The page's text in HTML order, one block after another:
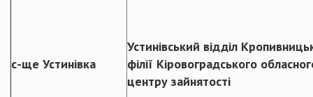
с-ще Устинівка
Устинівський відділ
філії Кіровоградського
центру зайнятості